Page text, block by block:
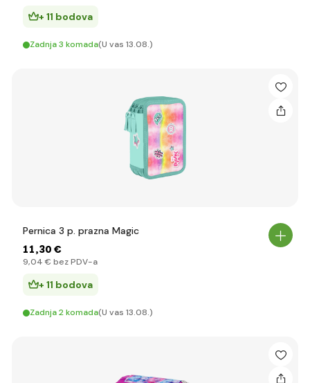
+ 11 bodova
Zadnja 3 komada(U vas 13.08.)
Pernica 3 p. prazna Magic
11,30 €
9,04 € bez PDV-a
+ 11 bodova
Zadnja 2 komada(U vas 13.08.)